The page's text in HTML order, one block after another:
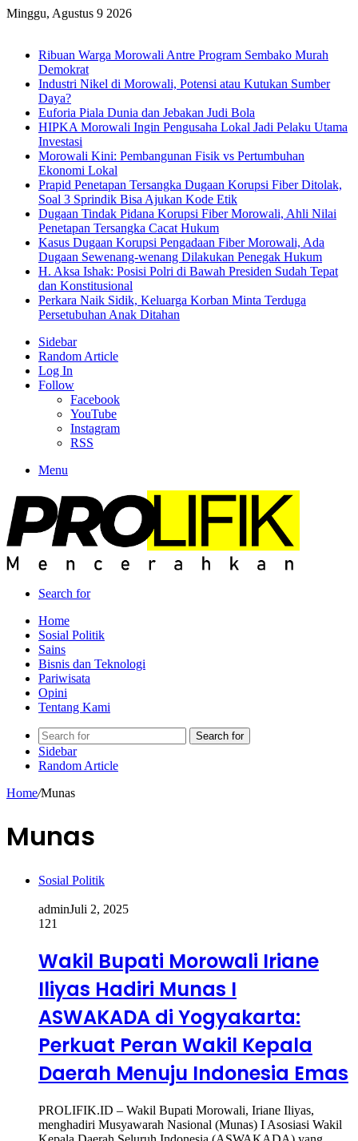
Minggu, Agustus 9 2026
Ribuan Warga Morowali Antre Program Sembako Murah
Demokrat
Industri Nikel di Morowali, Potensi atau Kutukan Sumber
Daya?
Euforia Piala Dunia dan Jebakan Judi Bola
HIPKA Morowali Ingin Pengusaha Lokal Jadi Pelaku Utama
Investasi
Morowali Kini: Pembangunan Fisik vs Pertumbuhan
Ekonomi Lokal
Prapid Penetapan Tersangka Dugaan Korupsi Fiber Ditolak,
Soal 3 Sprindik Bisa Ajukan Kode Etik
Dugaan Tindak Pidana Korupsi Fiber Morowali, Ahli Nilai
Penetapan Tersangka Cacat Hukum
Kasus Dugaan Korupsi Pengadaan Fiber Morowali, Ada
Dugaan Sewenang-wenang Dilakukan Penegak Hukum
H. Aksa Ishak: Posisi Polri di Bawah Presiden Sudah Tepat
dan Konstitusional
Perkara Naik Sidik, Keluarga Korban Minta Terduga
Persetubuhan Anak Ditahan
Sidebar
Random Article
Log In
Follow
Facebook
YouTube
Instagram
RSS
Menu
Search for
Home
Sosial Politik
Sains
Bisnis dan Teknologi
Pariwisata
Opini
Tentang Kami
Search for
Sidebar
Random Article
Home/Munas
Munas
Sosial Politik
adminJuli 2, 2025
121
Wakil Bupati Morowali Iriane
Iliyas Hadiri Munas I
ASWAKADA di Yogyakarta:
Perkuat Peran Wakil Kepala
Daerah Menuju Indonesia Emas
PROLIFIK.ID – Wakil Bupati Morowali, Iriane Iliyas,
menghadiri Musyawarah Nasional (Munas) I Asosiasi Wakil